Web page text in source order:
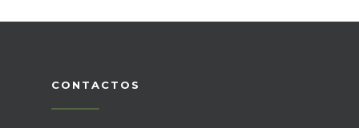
CONTACTOS